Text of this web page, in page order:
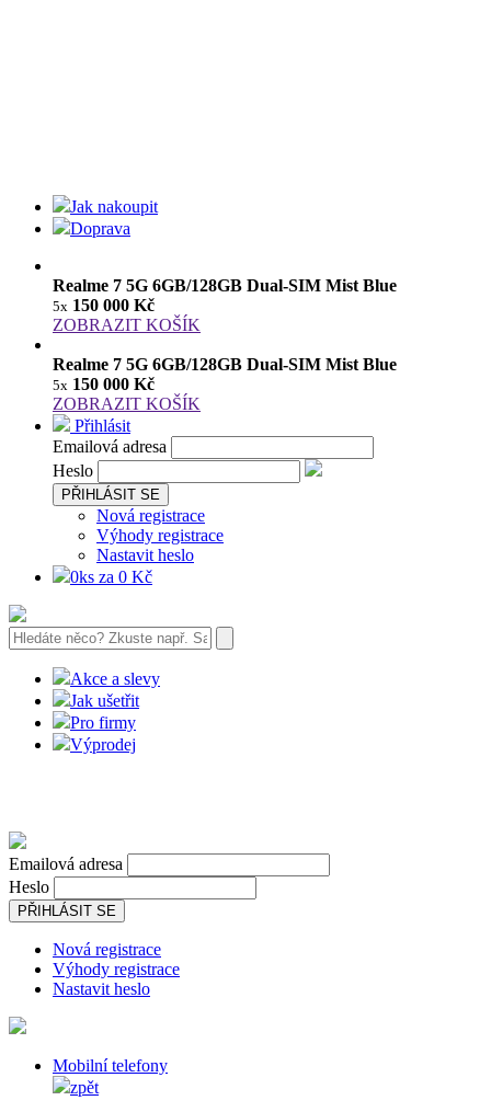
Jak nakoupit
Doprava
Realme 7 5G 6GB/128GB Dual-SIM Mist Blue
5x 150 000 Kč
ZOBRAZIT KOŠÍK
Realme 7 5G 6GB/128GB Dual-SIM Mist Blue
5x 150 000 Kč
ZOBRAZIT KOŠÍK
Přihlásit
Emailová adresa
Heslo
PŘIHLÁSIT SE
Nová registrace
Výhody registrace
Nastavit heslo
0ks za 0 Kč
Akce a slevy
Jak ušetřit
Pro firmy
Výprodej
Emailová adresa
Heslo
PŘIHLÁSIT SE
Nová registrace
Výhody registrace
Nastavit heslo
Mobilní telefony
zpět